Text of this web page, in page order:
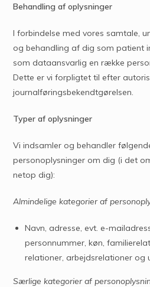
Behandling af oplysninger
I forbindelse med vores samtale,
og behandling af dig som patient
som dataansvarlig en række
Dette er vi forpligtet til efter
journalføringsbekendtgørelsen.
Typer af oplysninger
Vi indsamler og behandler
personoplysninger om dig (i det
netop dig):
Almindelige kategorier af
Navn, adresse, evt. e-
personnummer, køn,
relationer, arbejdsrelationer og
Særlige kategorier af